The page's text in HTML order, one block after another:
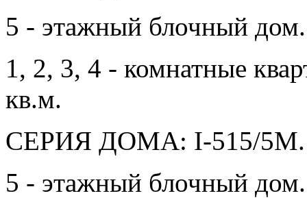
5 - этажный блочный дом.
1, 2, 3, 4 - комнатные
кв.м.
СЕРИЯ ДОМА: I-515/5М.
5 - этажный блочный дом.